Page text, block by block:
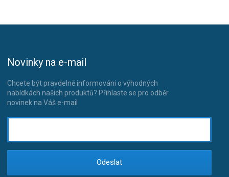
Novinky na e-mail
Chcete být pravdelně informováni o výhodných
nabídkách našich produktů? Přihlaste se pro odběr
novinek na Váš e-mail
Odeslat